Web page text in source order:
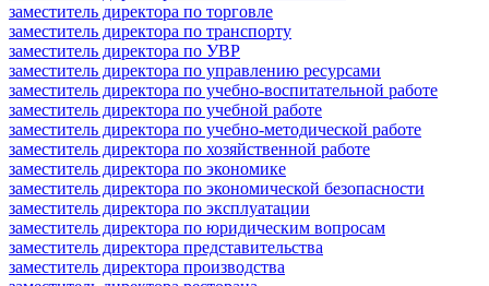
заместитель директора по торговле
заместитель директора по транспорту
заместитель директора по УВР
заместитель директора по управлению ресурсами
заместитель директора по учебно-воспитательной работе
заместитель директора по учебной работе
заместитель директора по учебно-методической работе
заместитель директора по хозяйственной работе
заместитель директора по экономике
заместитель директора по экономической безопасности
заместитель директора по эксплуатации
заместитель директора по юридическим вопросам
заместитель директора представительства
заместитель директора производства